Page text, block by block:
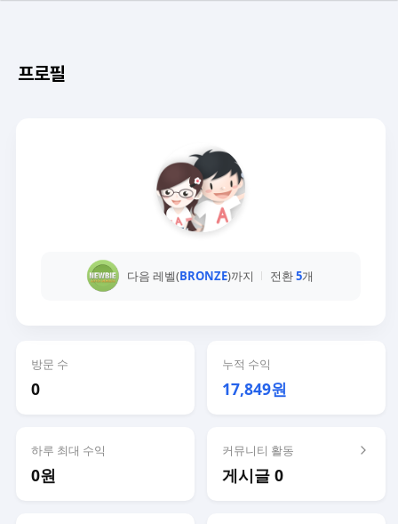
프로필
다음 레벨(BRONZE)까지 전환5개
방문 수
0
누적 수익
17,849원
하루 최대 수익
0원
커뮤니티 활동
게시글 0